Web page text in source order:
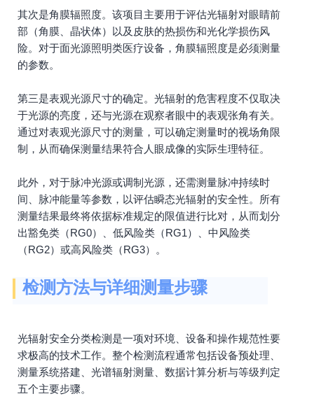
其次是角膜辐照度。该项目主要用于评估光辐射对眼睛前
部（角膜、晶状体）以及皮肤的热损伤和光化学损伤风
险。对于面光源照明类医疗设备，角膜辐照度是必须测量
的参数。
第三是表观光源尺寸的确定。光辐射的危害程度不仅取决
于光源的亮度，还与光源在观察者眼中的表观张角有关。
通过对表观光源尺寸的测量，可以确定测量时的视场角限
制，从而确保测量结果符合人眼成像的实际生理特征。
此外，对于脉冲光源或调制光源，还需测量脉冲持续时
间、脉冲能量等参数，以评估瞬态光辐射的安全性。所有
测量结果最终将依据标准规定的限值进行比对，从而划分
出豁免类（RG0）、低风险类（RG1）、中风险类
（RG2）或高风险类（RG3）。
检测方法与详细测量步骤
光辐射安全分类检测是一项对环境、设备和操作规范性要
求极高的技术工作。整个检测流程通常包括设备预处理、
测量系统搭建、光谱辐射测量、数据计算分析与等级判定
五个主要步骤。